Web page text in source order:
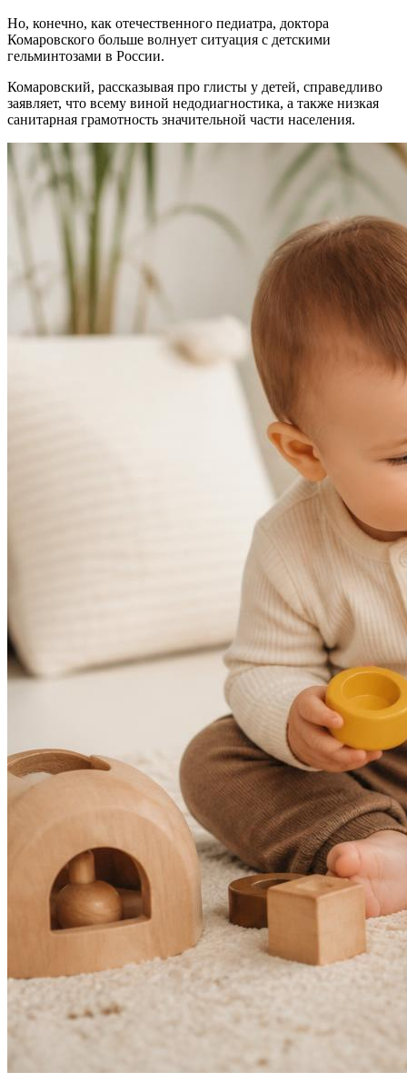
Но, конечно, как отечественного педиатра, доктора
Комаровского больше волнует ситуация с детскими
гельминтозами в России.
Комаровский, рассказывая про глисты у детей, справедливо
заявляет, что всему виной недодиагностика, а также низкая
санитарная грамотность значительной части населения.